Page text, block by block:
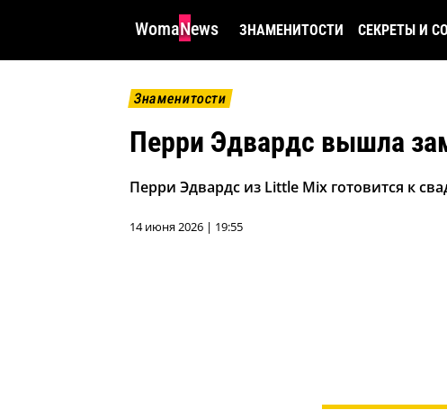
WomaNews ЗНАМЕНИТОСТИ СЕКРЕТЫ И
Знаменитости
Перри Эдвардс вышла
Перри Эдвардс из Little Mix готовится к
14 июня 2026 | 19:55